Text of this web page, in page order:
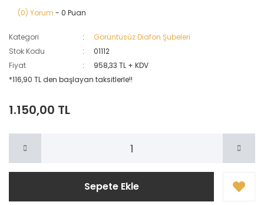
(0) Yorum - 0 Puan
Kategori
Görüntüsüz Diafon Şubeleri
Stok Kodu
01112
Fiyat
958,33 TL + KDV
*116,90 TL den başlayan taksitlerle!!
1.150,00 TL
Sepete Ekle